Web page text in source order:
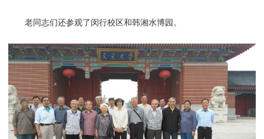
老同志们还参观了闵行校区和韩湘水博园。